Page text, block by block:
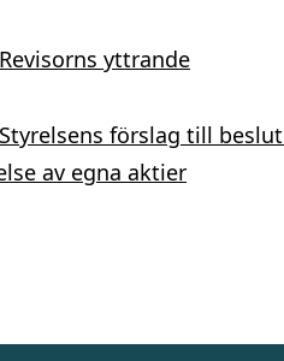
Revisorns yttrande
Styrelsens förslag till
av egna aktier